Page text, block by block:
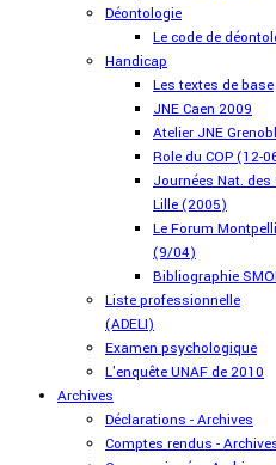
Déontologie
Le code de
Handicap
Les textes de base
JNE Caen 2009
Atelier JNE
Role du COP (12-
Journées Nat. des
Lille (2005)
Le Forum
(9/04)
Bibliographie
Liste professionnelle
(ADELI)
Examen psychologique
L'enquête UNAF de 2010
Archives
Déclarations - Archives
Comptes rendus -